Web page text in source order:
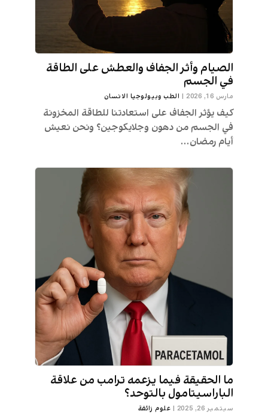
الصيام وأثر الجفاف والعطش على الطاقة
في الجسم
مارس 16, 2026 | الطب وبيولوجيا الانسان
كيف يؤثر الجفاف على استعادتنا للطاقة المخزونة
في الجسم من دهون وجلايكوجين؟ ونحن نعيش
أيام رمضان...
ما الحقيقة فيما يزعمه ترامب من علاقة
الباراسيتامول بالتوحد؟
سبتمبر 26, 2025 | علوم زائفة